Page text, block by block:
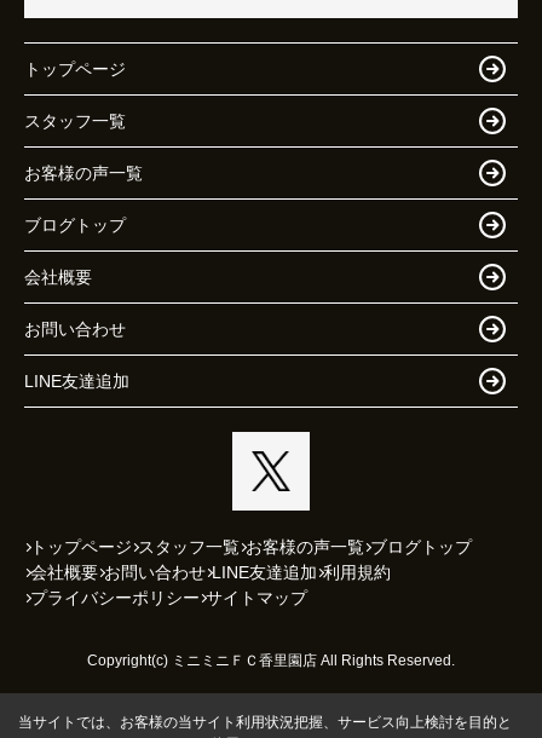
トップページ
スタッフ一覧
お客様の声一覧
ブログトップ
会社概要
お問い合わせ
LINE友達追加
トップページ スタッフ一覧 お客様の声一覧 ブログトップ
会社概要 お問い合わせ LINE友達追加 利用規約
プライバシーポリシー サイトマップ
Copyright(c) ミニミニＦＣ香里園店 All Rights Reserved.
当サイトでは、お客様の当サイト利用状況把握、サービス向上検討を目的と